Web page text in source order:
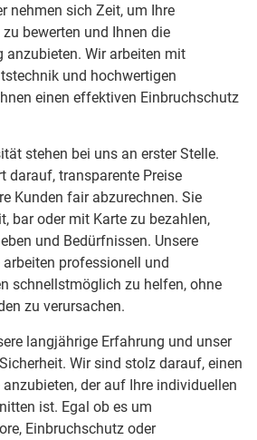
nehmen sich Zeit, um Ihre
bewerten und Ihnen die
anzubieten. Wir arbeiten mit
und hochwertigen
einen effektiven Einbruchschutz
stehen bei uns an erster Stelle.
darauf, transparente Preise
Kunden fair abzurechnen. Sie
bar oder mit Karte zu bezahlen,
und Bedürfnissen. Unsere
professionell und
schnellstmöglich zu helfen, ohne
zu verursachen.
langjährige Erfahrung und unser
Wir sind stolz darauf, einen
der auf Ihre individuellen
ist. Egal ob es um
Einbruchschutz oder